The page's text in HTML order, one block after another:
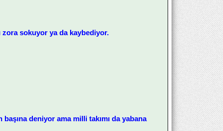
zora sokuyor ya da kaybediyor.
deniyor ama milli takımı da yabana